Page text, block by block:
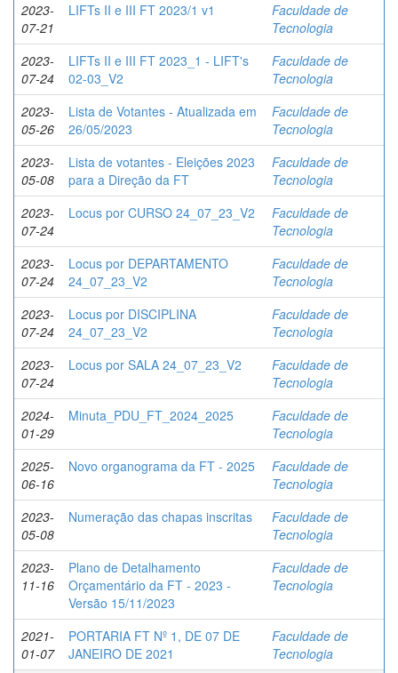
2023-
07-21
LIFTs II e III FT 2023/1 v1
Faculdade de
Tecnologia
2023-
07-24
LIFTs II e III FT 2023_1 - LIFT's
02-03_V2
Faculdade de
Tecnologia
2023-
05-26
Lista de Votantes - Atualizada em
26/05/2023
Faculdade de
Tecnologia
2023-
05-08
Lista de votantes - Eleições 2023
para a Direção da FT
Faculdade de
Tecnologia
2023-
07-24
Locus por CURSO 24_07_23_V2
Faculdade de
Tecnologia
2023-
07-24
Locus por DEPARTAMENTO
24_07_23_V2
Faculdade de
Tecnologia
2023-
07-24
Locus por DISCIPLINA
24_07_23_V2
Faculdade de
Tecnologia
2023-
07-24
Locus por SALA 24_07_23_V2
Faculdade de
Tecnologia
2024-
01-29
Minuta_PDU_FT_2024_2025
Faculdade de
Tecnologia
2025-
06-16
Novo organograma da FT - 2025
Faculdade de
Tecnologia
2023-
05-08
Numeração das chapas inscritas
Faculdade de
Tecnologia
2023-
11-16
Plano de Detalhamento
Orçamentário da FT - 2023 -
Versão 15/11/2023
Faculdade de
Tecnologia
2021-
01-07
PORTARIA FT Nº 1, DE 07 DE
JANEIRO DE 2021
Faculdade de
Tecnologia